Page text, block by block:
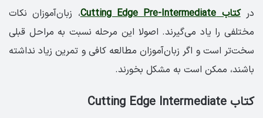
درکتاب Cutting Edge Pre-Intermediate
، زبان‌آموزان نکات
مختلفی را یاد می‌گیرند. اصولا این مرحله نسبت به مراحل قبلی
سخت‌تر است و اگر زبان‌آموزان مطالعه کافی و تمرین زیاد نداشته
باشند، ممکن است به مشکل بخورند.
کتاب Cutting Edge Intermediate